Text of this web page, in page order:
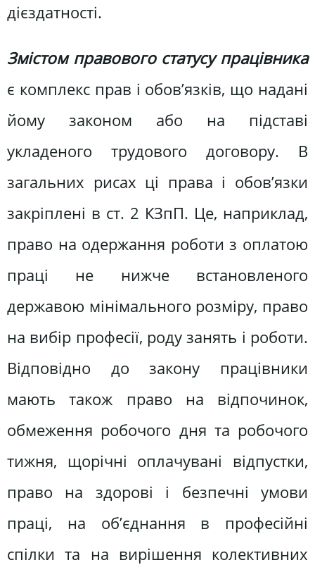
дієздатності.
Змістом правового статусу працівника
є комплекс прав і обов’язків, що надані
йому законом або на підставі
укладеного трудового договору. В
загальних рисах ці права і обов’язки
зак­ріплені в ст. 2 КЗпП. Це, наприклад,
право на одержання ро­боти з оплатою
праці не нижче встановленого
державою мінімального розміру, право
на вибір професії, роду занять і роботи.
Відповідно до закону працівники
мають також право на відпочинок,
обмеження робочого дня та робочого
тижня, щорічні оплачувані відпустки,
право на здорові і безпечні умо­ви
праці, на об’єднання в професійні
спілки та на вирішення колективних